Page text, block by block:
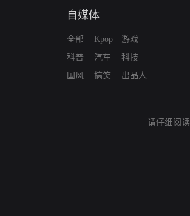
自媒体
全部
科普
国风
Kpop
汽车
搞笑
游戏
科技
出品人
请仔细阅读